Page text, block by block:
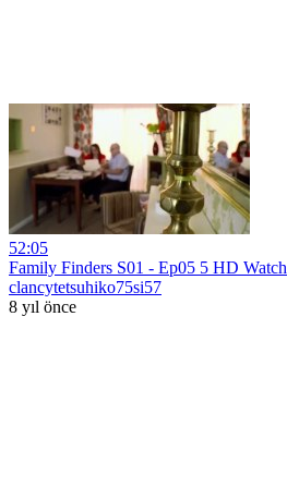
52:05
Family Finders S01 - Ep05 5 HD Watch
clancytetsuhiko75si57
8 yıl önce